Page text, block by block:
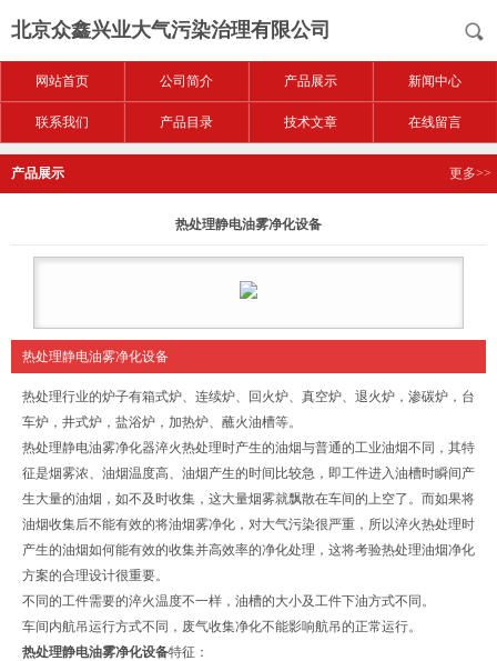
北京众鑫兴业大气污染治理有限公司
网站首页 公司简介 产品展示 新闻中心
联系我们 产品目录 技术文章 在线留言
产品展示 更多>>
热处理静电油雾净化设备
热处理静电油雾净化设备
热处理行业的炉子有箱式炉、连续炉、回火炉、真空炉、退火炉，渗碳炉，台
车炉，井式炉，盐浴炉，加热炉、蘸火油槽等。
热处理静电油雾净化器淬火热处理时产生的油烟与普通的工业油烟不同，其特
征是烟雾浓、油烟温度高、油烟产生的时间比较急，即工件进入油槽时瞬间产
生大量的油烟，如不及时收集，这大量烟雾就飘散在车间的上空了。而如果将
油烟收集后不能有效的将油烟雾净化，对大气污染很严重，所以淬火热处理时
产生的油烟如何能有效的收集并高效率的净化处理，这将考验热处理油烟净化
方案的合理设计很重要。
不同的工件需要的淬火温度不一样，油槽的大小及工件下油方式不同。
车间内航吊运行方式不同，废气收集净化不能影响航吊的正常运行。
热处理静电油雾净化设备特征：